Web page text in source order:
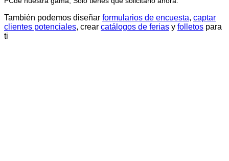
También podemos diseñar formularios de encuesta, captar
clientes potenciales, crear catálogos de ferias y folletos para
ti